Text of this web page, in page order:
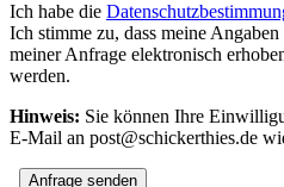
Ich habe die
Ich stimme zu, dass meine
meiner Anfrage elektronisch
werden.
Hinweis: Sie können Ihre
E-Mail an post@schickerthies.de
Anfrage senden